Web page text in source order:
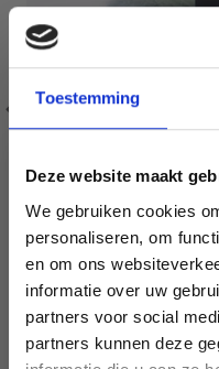
Toestemming
Deze website maakt
We gebruiken cookies
personaliseren, om
en om ons
informatie over uw
partners voor social
partners kunnen deze
DROPS KID-SILK
75% Laine / 25% Nylon
EUR 3.55 EUR 5.05
L'offre expire le 31/08/2026